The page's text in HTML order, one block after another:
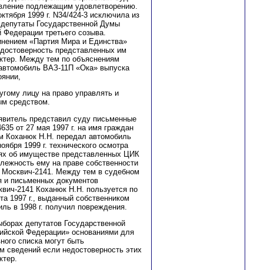
подлежащим удовлетворению.
1999 г. N34/424-3 исключила из
Государственной Думы
третьего созыва.
«Партия Мира и Единства»
представленных им
Между тем по объяснениям
ь ВАЗ-11П «Ока» выпуска
и,
лицу на право управлять и
средством.
представил суду письменные
от 27 мая 1997 г. на имя граждан
Коханюк Н.Н. передал автомобиль
1999 г. технического осмотра
об имуществе представленных ЦИК
ему на праве собственности
Москвич-2141. Между тем в судебном
и письменных документов
2141 Коханюк Н.Н. пользуется по
1997 г., выданный собственником
в 1998 г. получил повреждения.
депутатов Государственной
Федерации» основаниями для
списка могут быть
м сведений если недостоверность этих